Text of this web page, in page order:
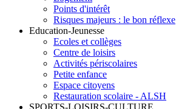
Points d'intérêt
Risques majeurs : le bon réflexe
Education-Jeunesse
Ecoles et collèges
Centre de loisirs
Activités périscolaires
Petite enfance
Espace citoyens
Restauration scolaire - ALSH
SPORTS-LOISIRS-CULTURE